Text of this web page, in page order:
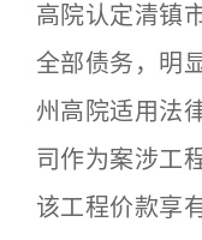
高院认定清镇
全部债务，明
州高院适用法
司作为案涉工
该工程价款享